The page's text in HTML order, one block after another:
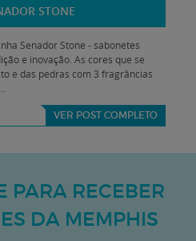
STONE
Senador Stone - sabonetes
e inovação. As cores que se
e das pedras com 3 fragrâncias
VER POST COMPLETO
PARA RECEBER
DA MEMPHIS